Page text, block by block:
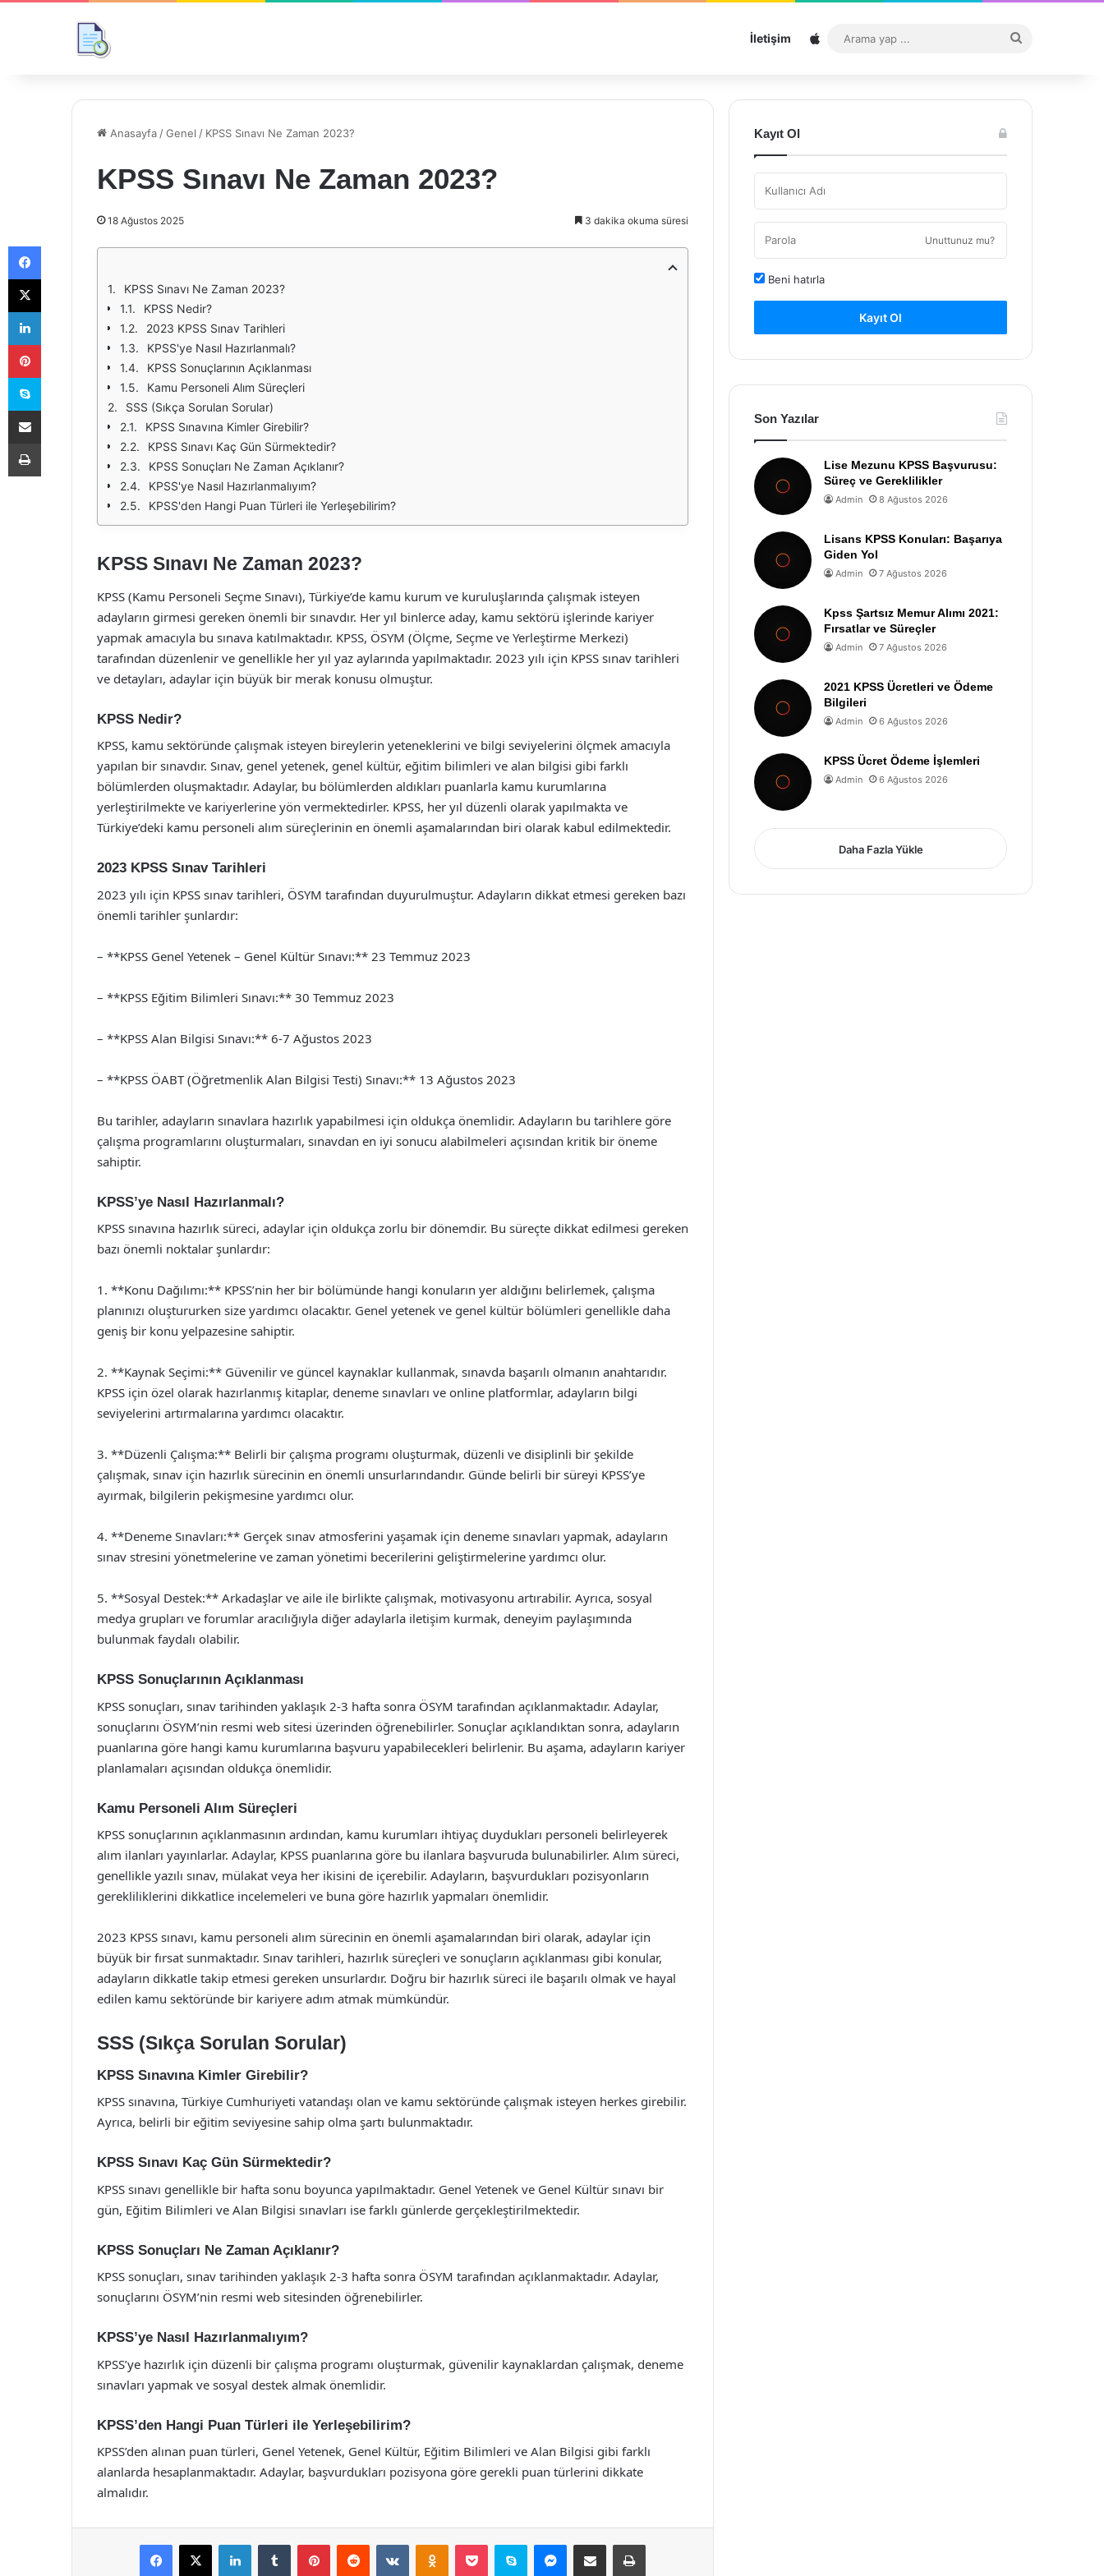
İletişim Sitemap
...
Anasayfa /Genel / KPSS Sınavı Ne Zaman 2023?
KPSS Sınavı Ne Zaman 2023?
18 Ağustos 2025 3 dakika okuma süresi
KPSS Sınavı Ne Zaman 2023?
KPSS Nedir?
2023 KPSS Sınav Tarihleri
KPSS'ye Nasıl Hazırlanmalı?
KPSS Sonuçlarının Açıklanması
Kamu Personeli Alım Süreçleri
SSS (Sıkça Sorulan Sorular)
KPSS Sınavına Kimler Girebilir?
KPSS Sınavı Kaç Gün Sürmektedir?
KPSS Sonuçları Ne Zaman Açıklanır?
KPSS'ye Nasıl Hazırlanmalıyım?
KPSS'den Hangi Puan Türleri ile Yerleşebilirim?
KPSS Sınavı Ne Zaman 2023?
KPSS (Kamu Personeli Seçme Sınavı), Türkiye’de kamu kurum ve kuruluşlarında çalışmak isteyen
adayların girmesi gereken önemli bir sınavdır. Her yıl binlerce aday, kamu sektörü işlerinde kariyer
yapmak amacıyla bu sınava katılmaktadır. KPSS, ÖSYM (Ölçme, Seçme ve Yerleştirme Merkezi)
tarafından düzenlenir ve genellikle her yıl yaz aylarında yapılmaktadır. 2023 yılı için KPSS sınav tarihleri
ve detayları, adaylar için büyük bir merak konusu olmuştur.
KPSS Nedir?
KPSS, kamu sektöründe çalışmak isteyen bireylerin yeteneklerini ve bilgi seviyelerini ölçmek amacıyla
yapılan bir sınavdır. Sınav, genel yetenek, genel kültür, eğitim bilimleri ve alan bilgisi gibi farklı
bölümlerden oluşmaktadır. Adaylar, bu bölümlerden aldıkları puanlarla kamu kurumlarına
yerleştirilmekte ve kariyerlerine yön vermektedirler. KPSS, her yıl düzenli olarak yapılmakta ve
Türkiye’deki kamu personeli alım süreçlerinin en önemli aşamalarından biri olarak kabul edilmektedir.
2023 KPSS Sınav Tarihleri
2023 yılı için KPSS sınav tarihleri, ÖSYM tarafından duyurulmuştur. Adayların dikkat etmesi gereken bazı
önemli tarihler şunlardır:
– **KPSS Genel Yetenek – Genel Kültür Sınavı:** 23 Temmuz 2023
– **KPSS Eğitim Bilimleri Sınavı:** 30 Temmuz 2023
– **KPSS Alan Bilgisi Sınavı:** 6-7 Ağustos 2023
– **KPSS ÖABT (Öğretmenlik Alan Bilgisi Testi) Sınavı:** 13 Ağustos 2023
Bu tarihler, adayların sınavlara hazırlık yapabilmesi için oldukça önemlidir. Adayların bu tarihlere göre
çalışma programlarını oluşturmaları, sınavdan en iyi sonucu alabilmeleri açısından kritik bir öneme
sahiptir.
KPSS’ye Nasıl Hazırlanmalı?
KPSS sınavına hazırlık süreci, adaylar için oldukça zorlu bir dönemdir. Bu süreçte dikkat edilmesi gereken
bazı önemli noktalar şunlardır:
1. **Konu Dağılımı:** KPSS’nin her bir bölümünde hangi konuların yer aldığını belirlemek, çalışma
planınızı oluştururken size yardımcı olacaktır. Genel yetenek ve genel kültür bölümleri genellikle daha
geniş bir konu yelpazesine sahiptir.
2. **Kaynak Seçimi:** Güvenilir ve güncel kaynaklar kullanmak, sınavda başarılı olmanın anahtarıdır.
KPSS için özel olarak hazırlanmış kitaplar, deneme sınavları ve online platformlar, adayların bilgi
seviyelerini artırmalarına yardımcı olacaktır.
3. **Düzenli Çalışma:** Belirli bir çalışma programı oluşturmak, düzenli ve disiplinli bir şekilde
çalışmak, sınav için hazırlık sürecinin en önemli unsurlarındandır. Günde belirli bir süreyi KPSS’ye
ayırmak, bilgilerin pekişmesine yardımcı olur.
4. **Deneme Sınavları:** Gerçek sınav atmosferini yaşamak için deneme sınavları yapmak, adayların
sınav stresini yönetmelerine ve zaman yönetimi becerilerini geliştirmelerine yardımcı olur.
5. **Sosyal Destek:** Arkadaşlar ve aile ile birlikte çalışmak, motivasyonu artırabilir. Ayrıca, sosyal
medya grupları ve forumlar aracılığıyla diğer adaylarla iletişim kurmak, deneyim paylaşımında
bulunmak faydalı olabilir.
KPSS Sonuçlarının Açıklanması
KPSS sonuçları, sınav tarihinden yaklaşık 2-3 hafta sonra ÖSYM tarafından açıklanmaktadır. Adaylar,
sonuçlarını ÖSYM’nin resmi web sitesi üzerinden öğrenebilirler. Sonuçlar açıklandıktan sonra, adayların
puanlarına göre hangi kamu kurumlarına başvuru yapabilecekleri belirlenir. Bu aşama, adayların kariyer
planlamaları açısından oldukça önemlidir.
Kamu Personeli Alım Süreçleri
KPSS sonuçlarının açıklanmasının ardından, kamu kurumları ihtiyaç duydukları personeli belirleyerek
alım ilanları yayınlarlar. Adaylar, KPSS puanlarına göre bu ilanlara başvuruda bulunabilirler. Alım süreci,
genellikle yazılı sınav, mülakat veya her ikisini de içerebilir. Adayların, başvurdukları pozisyonların
gerekliliklerini dikkatlice incelemeleri ve buna göre hazırlık yapmaları önemlidir.
2023 KPSS sınavı, kamu personeli alım sürecinin en önemli aşamalarından biri olarak, adaylar için
büyük bir fırsat sunmaktadır. Sınav tarihleri, hazırlık süreçleri ve sonuçların açıklanması gibi konular,
adayların dikkatle takip etmesi gereken unsurlardır. Doğru bir hazırlık süreci ile başarılı olmak ve hayal
edilen kamu sektöründe bir kariyere adım atmak mümkündür.
SSS (Sıkça Sorulan Sorular)
KPSS Sınavına Kimler Girebilir?
KPSS sınavına, Türkiye Cumhuriyeti vatandaşı olan ve kamu sektöründe çalışmak isteyen herkes girebilir.
Ayrıca, belirli bir eğitim seviyesine sahip olma şartı bulunmaktadır.
KPSS Sınavı Kaç Gün Sürmektedir?
KPSS sınavı genellikle bir hafta sonu boyunca yapılmaktadır. Genel Yetenek ve Genel Kültür sınavı bir
gün, Eğitim Bilimleri ve Alan Bilgisi sınavları ise farklı günlerde gerçekleştirilmektedir.
KPSS Sonuçları Ne Zaman Açıklanır?
KPSS sonuçları, sınav tarihinden yaklaşık 2-3 hafta sonra ÖSYM tarafından açıklanmaktadır. Adaylar,
sonuçlarını ÖSYM’nin resmi web sitesinden öğrenebilirler.
KPSS’ye Nasıl Hazırlanmalıyım?
KPSS’ye hazırlık için düzenli bir çalışma programı oluşturmak, güvenilir kaynaklardan çalışmak, deneme
sınavları yapmak ve sosyal destek almak önemlidir.
KPSS’den Hangi Puan Türleri ile Yerleşebilirim?
KPSS’den alınan puan türleri, Genel Yetenek, Genel Kültür, Eğitim Bilimleri ve Alan Bilgisi gibi farklı
alanlarda hesaplanmaktadır. Adaylar, başvurdukları pozisyona göre gerekli puan türlerini dikkate
almalıdır.
Facebook
X LinkedInTumblr PinterestReddit VKontakteOdnoklassniki
Pocket Skype Messenger
E-Posta ile paylaş Yazdır
Kayıt Ol
Unuttunuz mu?
Beni hatırla
Kayıt Ol
Son Yazılar
Lise Mezunu KPSS Başvurusu:
Süreç ve Gereklilikler
Admin 8 Ağustos 2026
Lisans KPSS Konuları: Başarıya
Giden Yol
Admin 7 Ağustos 2026
Kpss Şartsız Memur Alımı 2021:
Fırsatlar ve Süreçler
Admin 7 Ağustos 2026
2021 KPSS Ücretleri ve Ödeme
Bilgileri
Admin 6 Ağustos 2026
KPSS Ücret Ödeme İşlemleri
Admin 6 Ağustos 2026
Daha Fazla Yükle
Facebook
X
LinkedIn
Pinterest
Skype
E-Posta ile paylaş